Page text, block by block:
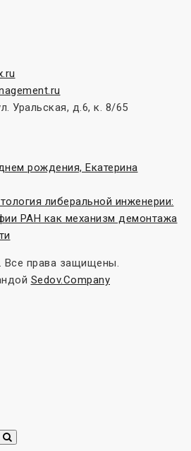
Уральская, д.6, к. 8/65
рождения, Екатерина
либеральной инженерии:
РАН как механизм демонтажа
. Все права защищены.
Sedov.Company